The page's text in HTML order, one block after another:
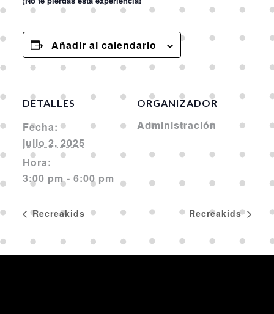
Añadir al calendario
DETALLES
Fecha:
julio 2, 2025
Hora:
3:00 pm - 6:00 pm
ORGANIZADOR
Administración
Recreakids Recreakids